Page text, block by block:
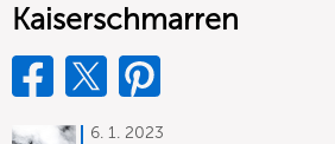
Kaiserschmarren
6. 1. 2023